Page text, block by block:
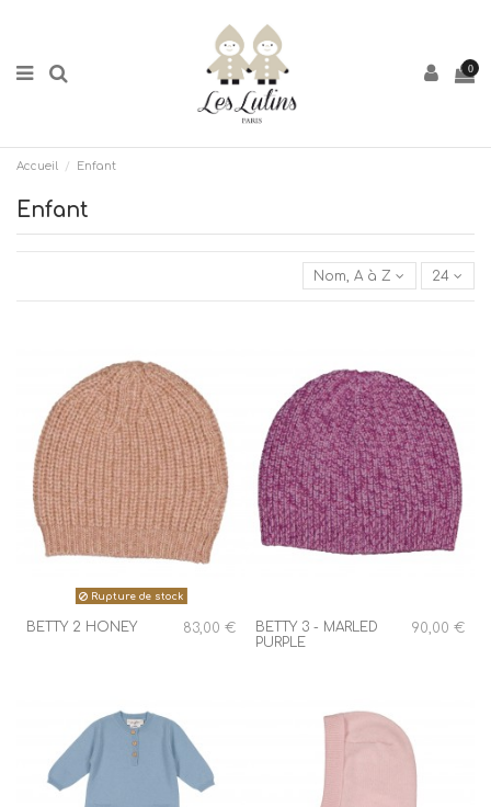
0
Accueil Enfant
Enfant
Nom, A à Z 24
Rupture de stock
BETTY 2 HONEY 83,00 €
BETTY 3 - MARLED
PURPLE
90,00 €